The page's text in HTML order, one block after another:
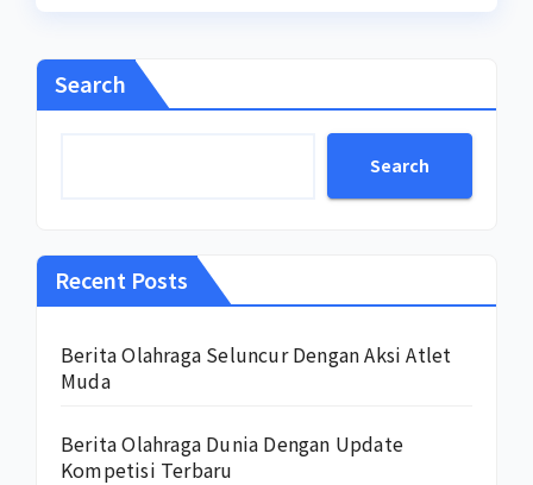
Search
Search
Recent Posts
Berita Olahraga Seluncur Dengan Aksi Atlet
Muda
Berita Olahraga Dunia Dengan Update
Kompetisi Terbaru